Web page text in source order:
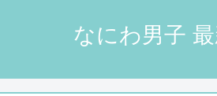
なにわ男子